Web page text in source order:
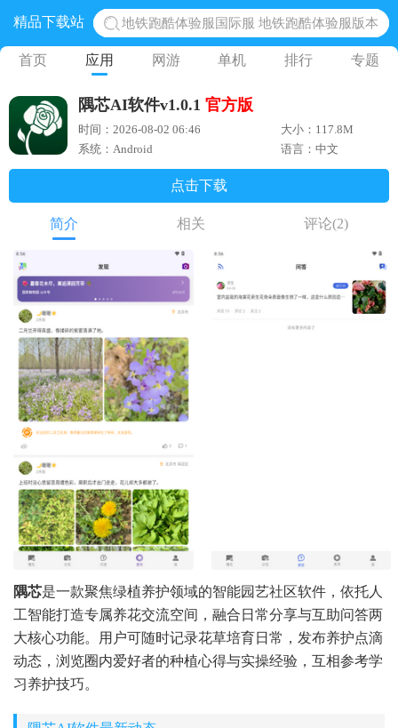
精品下载站
地铁跑酷体验服国际服 地铁跑酷体验服版本
网易光遇手游正版 点亮星空共庆周年
蛋仔派对下载 蛋仔派对体验服
奥特曼王者传奇 正版奥特曼游戏
首页 应用 网游 单机 排行 专题
隅芯AI软件v1.0.1 官方版
时间：2026-08-02 06:46
大小：117.8M
系统：Android
语言：中文
点击下载
简介 相关 评论(2)
隅芯是一款聚焦绿植养护领域的智能园艺社区软件，依托人
工智能打造专属养花交流空间，融合日常分享与互助问答两
大核心功能。用户可随时记录花草培育日常，发布养护点滴
动态，浏览圈内爱好者的种植心得与实操经验，互相参考学
习养护技巧。